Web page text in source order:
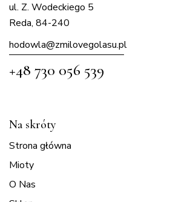
ul. Z. Wodeckiego 5
Reda, 84-240
hodowla@zmilovegolasu.pl
+48 730 056 539
Na skróty
Strona główna
Mioty
O Nas